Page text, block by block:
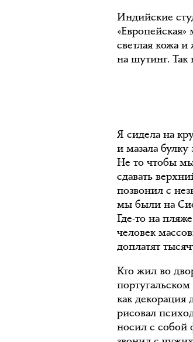
Индийские
светлая кожа
на шутинг. Так
Я сидела на
и мазала
Не то чтобы
сдавать
позвонил с
мы были на
Где-то на
человек
доплатят
Кто жил во
как
рисовал
носил с собой